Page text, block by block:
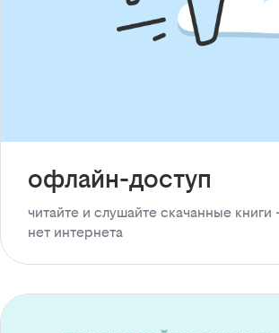
офлайн-доступ
читайте и слушайте скачанные
нет интернета